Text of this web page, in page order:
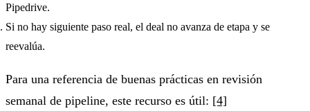
Pipedrive.
Si no hay siguiente paso real, el deal no avanza de etapa y se
reevalúa.
Para una referencia de buenas prácticas en revisión
semanal de pipeline, este recurso es útil: [4]